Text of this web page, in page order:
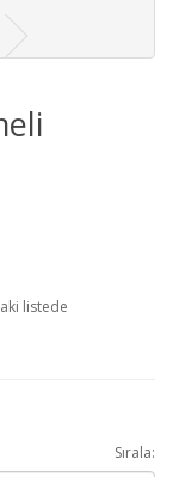
listede
Sırala: